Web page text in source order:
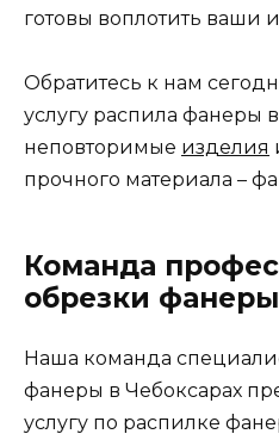
готовы воплотить ваши
Обратитесь к нам
услугу распила фанеры
неповторимые изделия
прочного материала –
Команда
обрезки
Наша команда
фанеры в Чебоксарах
услугу по распилке